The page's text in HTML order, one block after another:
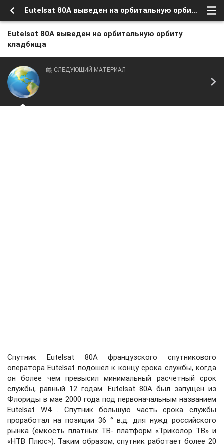
Eutelsat 80A выведен на орбитальную орбиту кладбища
Eutelsat 80A выведен на орбитальную орбиту
кладбища
СЛЕДУЮЩИЙ МАТЕРИАЛ
Спутник Eutelsat 80A французского спутникового
оператора Eutelsat подошел к концу срока службы, когда
он более чем превысил минимальный расчетный срок
службы, равный 12 годам. Eutelsat 80A был запущен из
Флориды в мае 2000 года под первоначальным названием
Eutelsat W4 . Спутник большую часть срока службы
проработал на позиции 36 ° в.д. для нужд российского
рынка (емкость платных ТВ- платформ «Триколор ТВ» и
«НТВ Плюс»). Таким образом, спутник работает более 20